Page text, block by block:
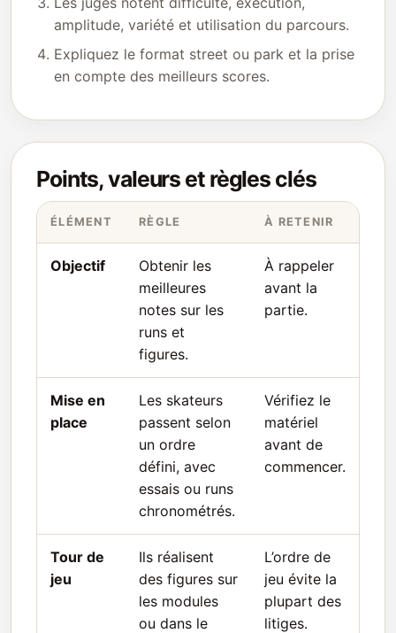
amplitude, variété et utilisation du parcours.
Expliquez le format street ou park et la prise
en compte des meilleurs scores.
Points, valeurs et règles clés
ÉLÉMENT RÈGLE À RETENIR
Objectif
Obtenir les
meilleures
notes sur les
runs et
figures.
À rappeler
avant la
partie.
Mise en
place
Les skateurs
passent selon
un ordre
défini, avec
essais ou runs
chronométrés.
Vérifiez le
matériel
avant de
commencer.
Tour de
jeu
Ils réalisent
des figures sur
les modules
ou dans le
L’ordre de
jeu évite la
plupart des
litiges.